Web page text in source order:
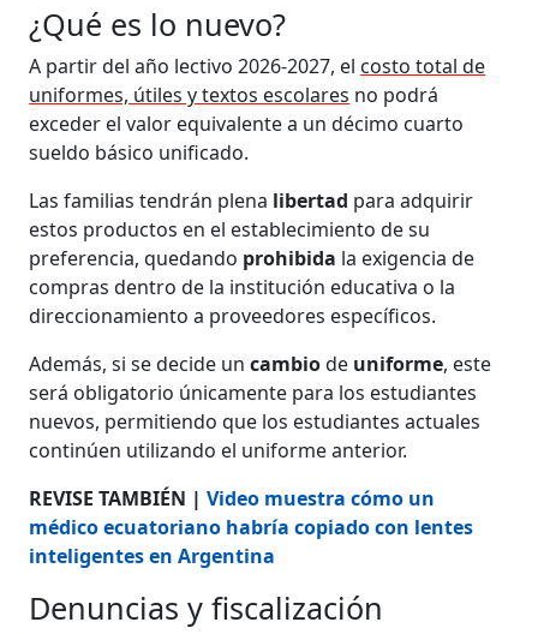
¿Qué es lo nuevo?
A partir del año lectivo 2026-2027, el costo total de
uniformes, útiles y textos escolares no podrá
exceder el valor equivalente a un décimo cuarto
sueldo básico unificado.
Las familias tendrán plena libertad para adquirir
estos productos en el establecimiento de su
preferencia, quedando prohibida la exigencia de
compras dentro de la institución educativa o la
direccionamiento a proveedores específicos.
Además, si se decide uncambiode uniforme, este
será obligatorio únicamente para los estudiantes
nuevos, permitiendo que los estudiantes actuales
continúen utilizando el uniforme anterior.
REVISE TAMBIÉN |Video muestra cómo un
médico ecuatoriano habría copiado con lentes
inteligentes en Argentina
Denuncias y fiscalización